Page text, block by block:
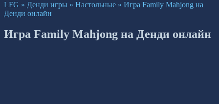
LFG » Денди игры » Настольные » Игра Family Mahjong на
Денди онлайн
Игра Family Mahjong на Денди онлайн